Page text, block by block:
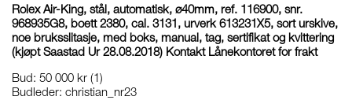
Rolex Air-King, stål, automatisk, ø40mm, ref. 116900, snr.
968935G8, boett 2380, cal. 3131, urverk 613231X5, sort urskive,
noe bruksslitasje, med boks, manual, tag, sertifikat og kvittering
(kjøpt Saastad Ur 28.08.2018) Kontakt Lånekontoret for frakt
Bud: 50 000 kr (1)
Budleder: christian_nr23